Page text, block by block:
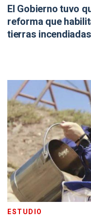
El Gobierno tuvo
reforma que
tierras incendiadas
ESTUDIO